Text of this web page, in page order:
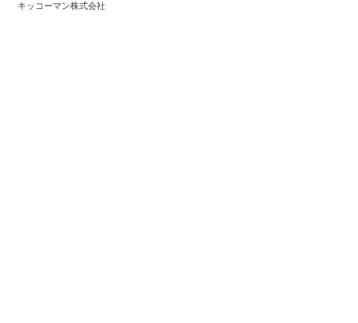
キッコーマン株式会社